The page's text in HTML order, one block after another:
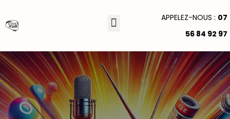
APPELEZ-NOUS : 07
56 84 92 97